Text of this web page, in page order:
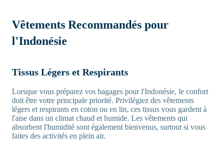
Vêtements Recommandés pour
l'Indonésie
Tissus Légers et Respirants
Lorsque vous préparez vos bagages pour l'Indonésie, le confort
doit être votre principale priorité. Privilégiez des vêtements
légers et respirants en coton ou en lin, ces tissus vous gardent à
l'aise dans un climat chaud et humide. Les vêtements qui
absorbent l'humidité sont également bienvenus, surtout si vous
faites des activités en plein air.